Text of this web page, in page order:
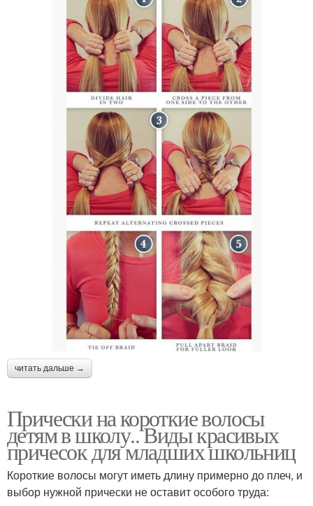
читать дальше →
Прически на короткие волосы
детям в школу.. Виды красивых
причесок для младших школьниц
Короткие волосы могут иметь длину примерно до плеч, и
выбор нужной прически не оставит особого труда: